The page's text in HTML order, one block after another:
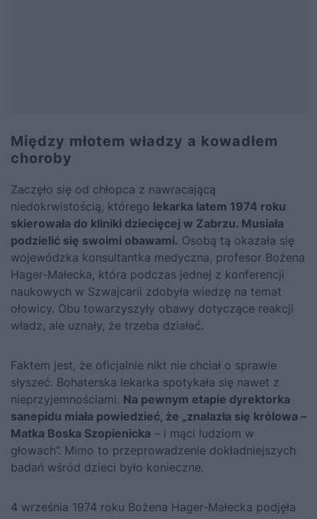
Między młotem władzy a kowadłem
choroby
Zaczęło się od chłopca z nawracającą
niedokrwistością, którego lekarka latem 1974 roku
skierowała do kliniki dziecięcej w Zabrzu. Musiała
podzielić się swoimi obawami. Osobą tą okazała się
wojewódzka konsultantka medyczna, profesor Bożena
Hager-Małecka, która podczas jednej z konferencji
naukowych w Szwajcarii zdobyła wiedzę na temat
ołowicy. Obu towarzyszyły obawy dotyczące reakcji
władz, ale uznały, że trzeba działać.
Faktem jest, że oficjalnie nikt nie chciał o sprawie
słyszeć. Bohaterska lekarka spotykała się nawet z
nieprzyjemnościami. Na pewnym etapie dyrektorka
sanepidu miała powiedzieć, że „znalazła się królowa –
Matka Boska Szopienicka – i mąci ludziom w
głowach”. Mimo to przeprowadzenie dokładniejszych
badań wśród dzieci było konieczne.
4 września 1974 roku Bożena Hager-Małecka podjęła